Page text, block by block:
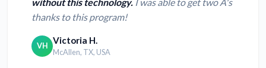
thanks to this program!
VH Victoria H.
McAllen, TX, USA